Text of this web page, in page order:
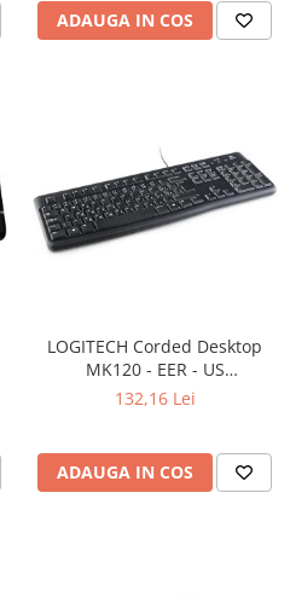
ADAUGA IN COS
LOGITECH Corded Desktop
MK120 - EER - US
International layout
132,16 Lei
ADAUGA IN COS